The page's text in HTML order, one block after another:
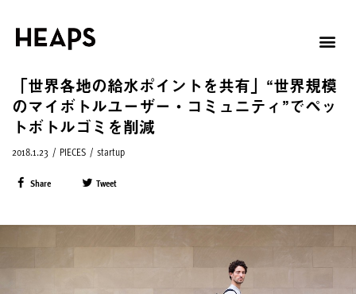
「世界各地の給水ポイントを共有」“世界規模
のマイボトルユーザー・コミュニティ”でペッ
トボトルゴミを削減
2018.1.23 / PIECES / startup
Share Tweet